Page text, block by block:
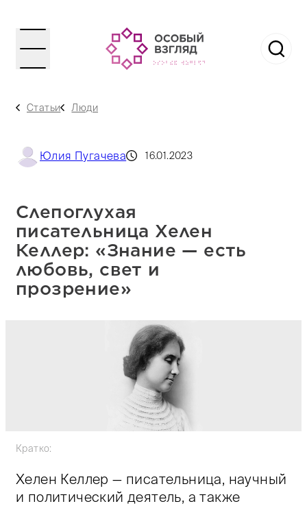
Статьи Люди
Юлия Пугачева 16.01.2023
Слепоглухая
писательница Хелен
Келлер: «Знание — есть
любовь, свет и
прозрение»
Кратко:
Хелен Келлер — писательница, научный
и политический деятель, а также